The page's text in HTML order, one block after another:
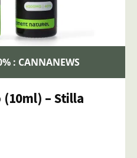
: CANNANEWS
(10ml) – Stilla